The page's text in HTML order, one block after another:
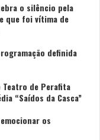
o silêncio pela
que foi vítima de
definida
Teatro de Perafita
“Saídos da Casca”
os